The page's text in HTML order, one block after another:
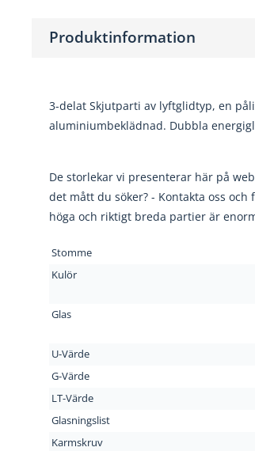
Produktinformation
3-delat Skjutparti av lyftglidtyp, en
aluminiumbeklädnad. Dubbla
De storlekar vi presenterar här på
det mått du söker? - Kontakta oss
höga och riktigt breda partier är
Stomme
Kulör
Glas
U-Värde
G-Värde
LT-Värde
Glasningslist
Karmskruv